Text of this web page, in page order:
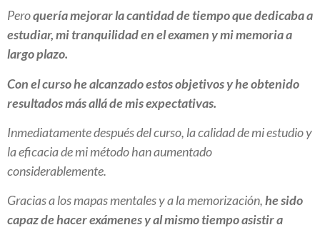
Peroquería mejorar la cantidad de tiempo que dedicaba a
estudiar, mi tranquilidad en el examen y mi memoria a
largo plazo.
Con el curso he alcanzado estos objetivos y he obtenido
resultados más allá de mis expectativas.
Inmediatamente después del curso, la calidad de mi estudio y
la eficacia de mi método han aumentado
considerablemente.
Gracias a los mapas mentales y a la memorización,he sido
capaz de hacer exámenes y al mismo tiempo asistir a